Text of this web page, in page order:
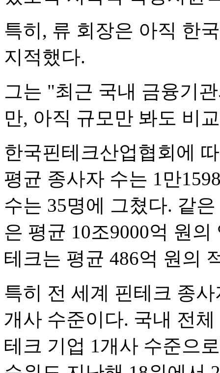
특히, 류 회장은 아직 한
지적했다.
그는 "최근 국내 금융기
만, 아직 규모만 봐도 비
한국핀테크산업협회에
평균 종사자 수는 1만
수는 35명에 그쳤다. 같
은 평균 10조9000억 원
테크는 평균 486억 원의
특히 전 세계 핀테크 종
개사 수준이다. 국내 전
테크 기업 1개사 수준으